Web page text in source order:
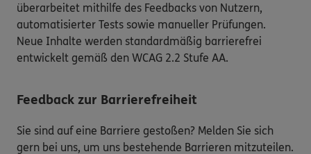
überarbeitet mithilfe des Feedbacks von Nutzern,
automatisierter Tests sowie manueller Prüfungen.
Neue Inhalte werden standardmäßig barrierefrei
entwickelt gemäß den WCAG 2.2 Stufe AA.
Feedback zur Barrierefreiheit
Sie sind auf eine Barriere gestoßen? Melden Sie sich
gern bei uns, um uns bestehende Barrieren mitzuteilen.